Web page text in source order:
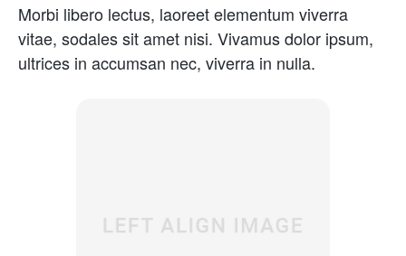
Morbi libero lectus, laoreet elementum viverra
vitae, sodales sit amet nisi. Vivamus dolor ipsum,
ultrices in accumsan nec, viverra in nulla.